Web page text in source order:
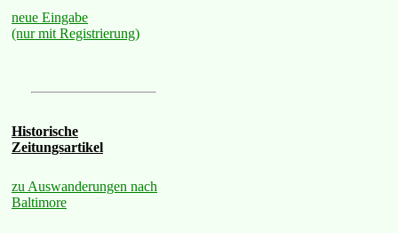
neue Eingabe
(nur mit Registrierung)
Historische
Zeitungsartikel
zu Auswanderungen nach
Baltimore